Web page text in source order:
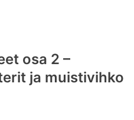
osa 2 –
ja muistivihko